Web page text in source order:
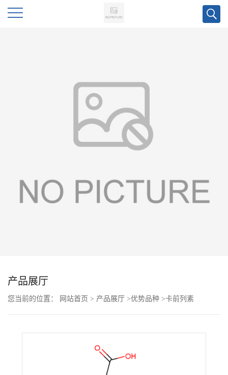
动
产品展厅
您当前的位置： 网站首页 > 产品展厅 >优势品种 >卡前列素